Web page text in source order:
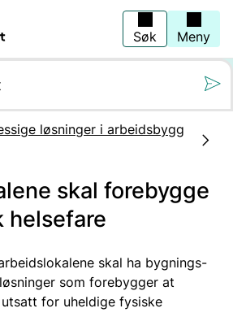
Søk Meny
løsninger i arbeidsbygg
skal forebygge
helsefare
skal ha bygnings-
som forebygger at
for uheldige fysiske